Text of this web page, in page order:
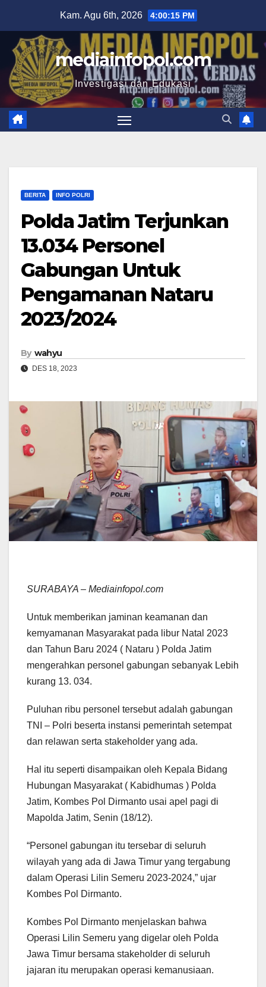
content
Kam. Agu 6th, 2026 4:00:16 PM
mediainfopol.com
Investigasi dan Edukasi
BERITA INFO POLRI
Polda Jatim Terjunkan
13.034 Personel
Gabungan Untuk
Pengamanan Nataru
2023/2024
By wahyu
DES 18, 2023
SURABAYA – Mediainfopol.com
Untuk memberikan jaminan keamanan dan
kemyamanan Masyarakat pada libur Natal 2023
dan Tahun Baru 2024 ( Nataru ) Polda Jatim
mengerahkan personel gabungan sebanyak Lebih
kurang 13. 034.
Puluhan ribu personel tersebut adalah gabungan
TNI – Polri beserta instansi pemerintah setempat
dan relawan serta stakeholder yang ada.
Hal itu seperti disampaikan oleh Kepala Bidang
Hubungan Masyarakat ( Kabidhumas ) Polda
Jatim, Kombes Pol Dirmanto usai apel pagi di
Mapolda Jatim, Senin (18/12).
“Personel gabungan itu tersebar di seluruh
wilayah yang ada di Jawa Timur yang tergabung
dalam Operasi Lilin Semeru 2023-2024,” ujar
Kombes Pol Dirmanto.
Kombes Pol Dirmanto menjelaskan bahwa
Operasi Lilin Semeru yang digelar oleh Polda
Jawa Timur bersama stakeholder di seluruh
jajaran itu merupakan operasi kemanusiaan.